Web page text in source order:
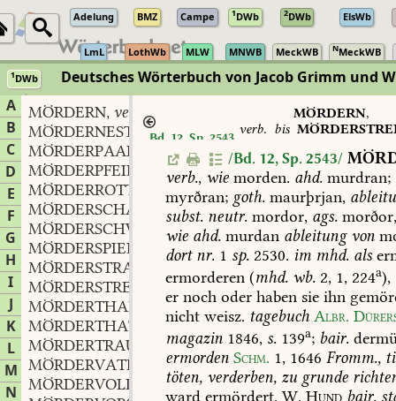
Adelung BMZ Campe 1DWb 2DWb ElsWb
LmL LothWb MLW MNWB MeckWB NMeckWB
1DWb Deutsches Wörterbuch von Jacob Grimm und
A
B
C
D
E
F
G
H
I
J
K
L
M
N
MÖRDERN, verb.
MÖRDERNEST
n.
MÖRDERPAAR
MÖRDERPFEIL
MÖRDERROTTE
MÖRDERSCHAR
MÖRDERSCHWERT n.
MÖRDERSPIEL
MÖRDERSTRAFE
MÖRDERSTREICH
m.
MÖRDERTHAL
MÖRDERTHAT
MÖRDERTRAUM
m.
MÖRDERVATER
m.
MÖRDERVOLL
Bd. 12, Sp. 2543
MÖRDERN,
verb. bis
/Bd. 12, Sp. 2543/
verb., wie morden. ahd. murdran;
myrðran; goth. maurþrjan,
subst. neutr. mordor, ags.
wie ahd. murdan ableitungvon
dortnr. 1 sp. 2530. im mhd. als
ermorderen (mhd. wb. 2, 1, 224a),
er noch oder haben sie ihn
nicht weisz. tagebuch Albr.
magazin 1846, s. 139a; bair.
ermorden Schm. 1, 1646 Fromm.,
töten, verderben, zu grunde
ward ermördert. W. Hund bair.